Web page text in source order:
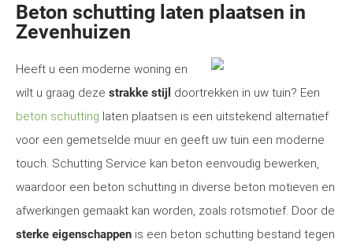
Beton schutting laten plaatsen in
Zevenhuizen
Heeft u een moderne woning en
wilt u graag deze strakke stijl doortrekken in uw tuin? Een
beton schutting laten plaatsen is een uitstekend alternatief
voor een gemetselde muur en geeft uw tuin een moderne
touch. Schutting Service kan beton eenvoudig bewerken,
waardoor een beton schutting in diverse beton motieven en
afwerkingen gemaakt kan worden, zoals rotsmotief. Door de
sterke eigenschappen is een beton schutting bestand tegen